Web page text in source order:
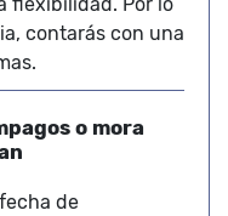
flexibilidad. Por lo
contarás con una
o mora
de